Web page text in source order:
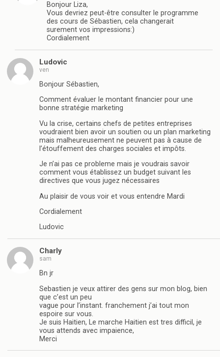
Bonjour Liza,
Vous devriez peut-être consulter le programme
des cours de Sébastien, cela changerait
surement vos impressions:)
Cordialement
Ludovic
ven
Bonjour Sébastien,
Comment évaluer le montant financier pour une
bonne stratégie marketing
Vu la crise, certains chefs de petites entreprises
voudraient bien avoir un soutien ou un plan marketing
mais malheureusement ne peuvent pas à cause de
l’étouffement des charges sociales et impôts.
Je n’ai pas ce probleme mais je voudrais savoir
comment vous établissez un budget suivant les
directives que vous jugez nécessaires
Au plaisir de vous voir et vous entendre Mardi
Cordialement
Ludovic
Charly
sam
Bn jr
Sebastien je veux attirer des gens sur mon blog, bien
que c’est un peu
vague pour l’instant. franchement j’ai tout mon
espoire sur vous.
Je suis Haitien, Le marche Haitien est tres difficil, je
vous attends avec impaience,
Merci